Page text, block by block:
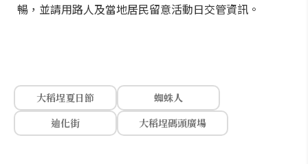
暢，並請用路人及當地居民留意活動日交管資訊。
大稻埕夏日節
蜘蛛人
迪化街
大稻埕碼頭廣場